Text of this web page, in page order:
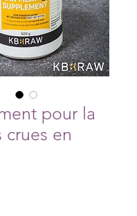
pour la
crues en